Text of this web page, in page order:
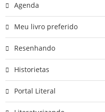
Agenda
Meu livro preferido
Resenhando
Historietas
Portal Literal